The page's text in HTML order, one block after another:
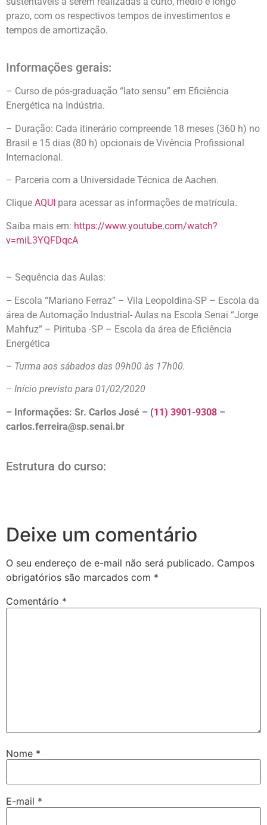
prazo, com os respectivos tempos de investimentos e
tempos de amortização.
Informações gerais:
– Curso de pós-graduação “lato sensu” em Eficiência
Energética na Indústria.
– Duração: Cada itinerário compreende 18 meses (360 h) no
Brasil e 15 dias (80 h) opcionais de Vivência Profissional
Internacional.
– Parceria com a Universidade Técnica de Aachen.
Clique AQUI para acessar as informações de matrícula.
Saiba mais em: https://www.youtube.com/watch?
v=miL3YQFDqcA
– Sequência das Aulas:
– Escola “Mariano Ferraz” – Vila Leopoldina-SP – Escola da
área de Automação Industrial- Aulas na Escola Senai “Jorge
Mahfuz” – Pirituba -SP – Escola da área de Eficiência
Energética
– Turma aos sábados das 09h00 às 17h00.
– Início previsto para 01/02/2020
– Informações: Sr. Carlos José – (11) 3901-9308 –
carlos.ferreira@sp.senai.br
Estrutura do curso:
Deixe um comentário
O seu endereço de e-mail não será publicado. Campos
obrigatórios são marcados com *
Comentário *
Nome *
E-mail *